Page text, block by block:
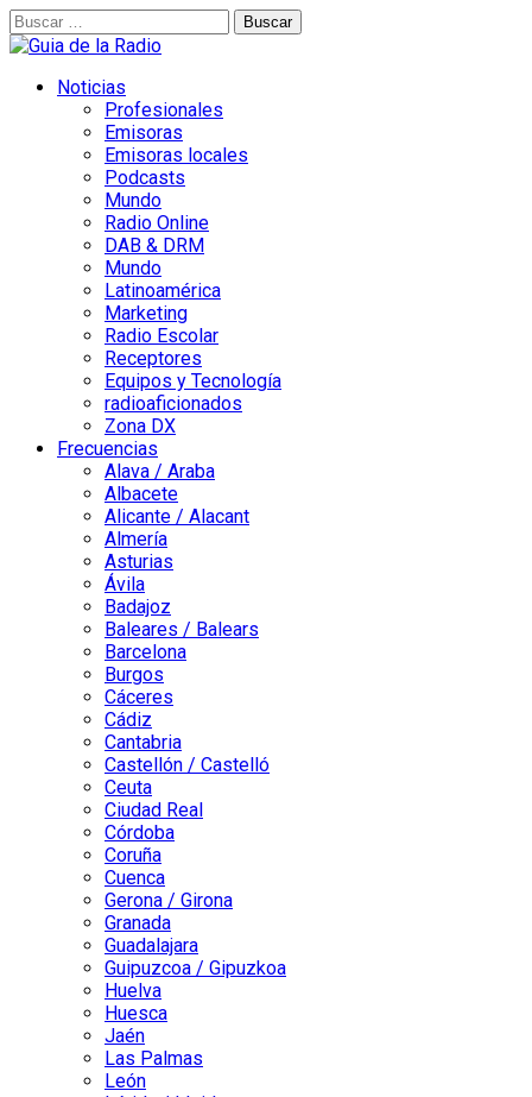
Buscar:
Noticias
Profesionales
Emisoras
Emisoras locales
Podcasts
Mundo
Radio Online
DAB & DRM
Mundo
Latinoamérica
Marketing
Radio Escolar
Receptores
Equipos y Tecnología
radioaficionados
Zona DX
Frecuencias
Alava / Araba
Albacete
Alicante / Alacant
Almería
Asturias
Ávila
Badajoz
Baleares / Balears
Barcelona
Burgos
Cáceres
Cádiz
Cantabria
Castellón / Castelló
Ceuta
Ciudad Real
Córdoba
Coruña
Cuenca
Gerona / Girona
Granada
Guadalajara
Guipuzcoa / Gipuzkoa
Huelva
Huesca
Jaén
Las Palmas
León